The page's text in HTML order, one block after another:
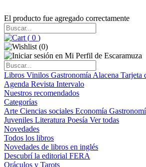
El producto fue agregado correctamente
( 0 )
(0)
Libros Vinilos Gastronomía Alacena Tarjeta
Agenda Revista Intervalo
Nuestros recomendados
Categorías
Arte Ciencias sociales Economía
Juveniles Literatura Poesía Ver todas
Novedades
Todos los libros
Novedades de libros en inglés
Descubrí la editorial FERA
Oráculos y Tarots